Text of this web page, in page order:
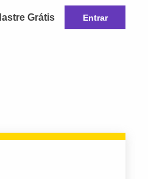
Grátis Entrar